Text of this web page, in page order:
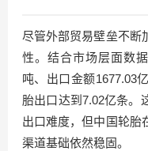
尽管外部贸易壁垒不断
性。结合市场层面数
吨、出口金额1677.03
胎出口达到7.02亿条。
出口难度，但中国轮胎
渠道基础依然稳固。